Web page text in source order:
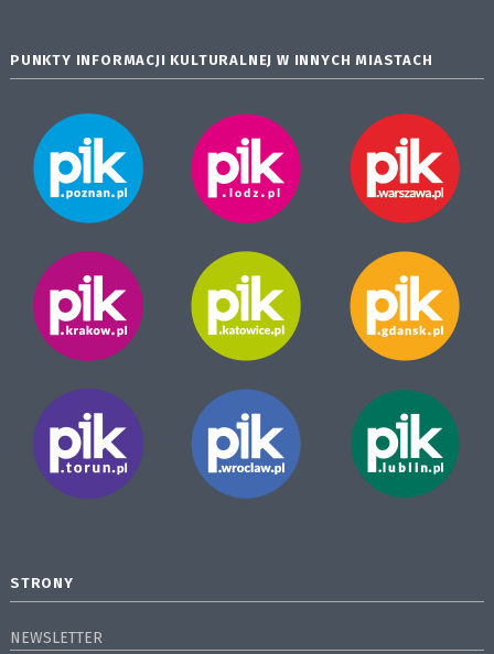
PUNKTY INFORMACJI KULTURALNEJ W INNYCH MIASTACH
STRONY
NEWSLETTER